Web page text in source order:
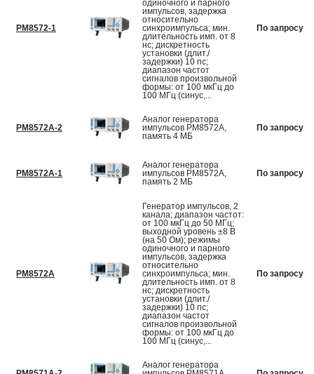
PM8572-1
одиночного и парного
импульсов, задержка
относительно
синхроимпульса; мин.
длительность имп. от 8
нс; дискретность
установки (длит./
задержки) 10 пс;
диапазон частот
сигналов произвольной
формы: от 100 мкГц до
100 МГц (синус,...
По запросу
PM8572A-2
Аналог генератора
импульсов PM8572A,
память 4 МБ
По запросу
PM8572A-1
Аналог генератора
импульсов PM8572A,
память 2 МБ
По запросу
PM8572A
Генератор импульсов, 2
канала; диапазон частот:
от 100 мкГц до 50 МГц;
выходной уровень ±8 В
(на 50 Ом); режимы
одиночного и парного
импульсов, задержка
относительно
синхроимпульса; мин.
длительность имп. от 8
нс; дискретность
установки (длит./
задержки) 10 пс;
диапазон частот
сигналов произвольной
формы: от 100 мкГц до
100 МГц (синус,...
По запросу
Аналог генератора